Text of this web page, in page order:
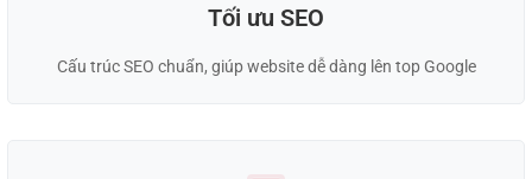
Tối ưu SEO
Cấu trúc SEO chuẩn, giúp website dễ dàng lên top Google